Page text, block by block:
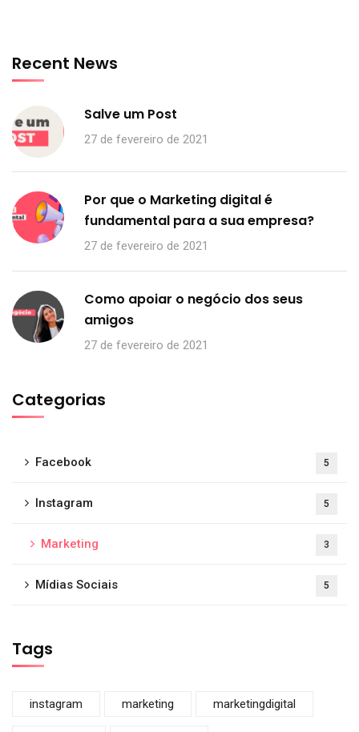
Recent News
Salve um Post
27 de fevereiro de 2021
Por que o Marketing digital é
fundamental para a sua empresa?
27 de fevereiro de 2021
Como apoiar o negócio dos seus
amigos
27 de fevereiro de 2021
Categorias
Facebook 5
Instagram 5
Marketing 3
Mídias Sociais 5
Tags
instagram marketing marketingdigital